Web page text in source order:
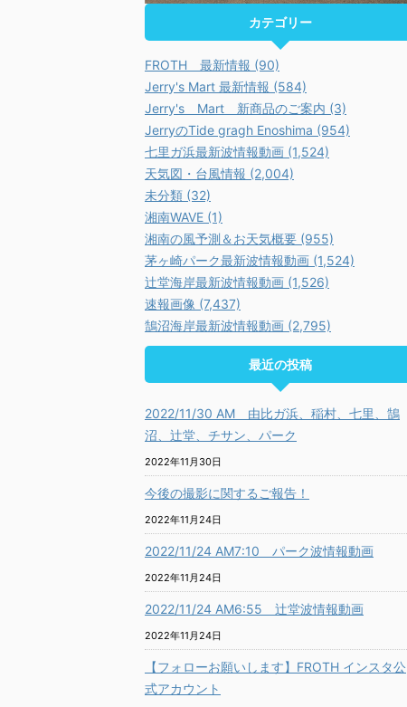
カテゴリー
FROTH 最新情報 (90)
Jerry's Mart 最新情報 (584)
Jerry's Mart 新商品のご案内 (3)
JerryのTide gragh Enoshima (954)
七里ガ浜最新波情報動画 (1,524)
天気図・台風情報 (2,004)
未分類 (32)
湘南WAVE (1)
湘南の風予測＆お天気概要 (955)
茅ヶ崎パーク最新波情報動画 (1,524)
辻堂海岸最新波情報動画 (1,526)
速報画像 (7,437)
鵠沼海岸最新波情報動画 (2,795)
最近の投稿
2022/11/30 AM 由比ガ浜、稲村、七里、鵠
沼、辻堂、チサン、パーク
2022年11月30日
今後の撮影に関するご報告！
2022年11月24日
2022/11/24 AM7:10 パーク波情報動画
2022年11月24日
2022/11/24 AM6:55 辻堂波情報動画
2022年11月24日
【フォローお願いします】FROTH インスタ公
式アカウント